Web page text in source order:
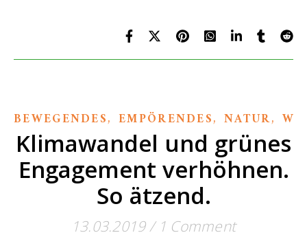
BEWEGENDES, EMPÖRENDES, NATUR,
Klimawandel und grünes
Engagement verhöhnen.
So ätzend.
13.03.2019/ 1 Comment